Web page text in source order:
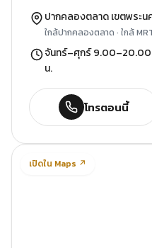
ปากคลองตลาด เขตพระ
ใกล้ปากคลองตลาด · ใกล้
จันทร์–ศุกร์ 9.00–20.00
น.
โทรตอนนี้
เปิดใน Maps ↗